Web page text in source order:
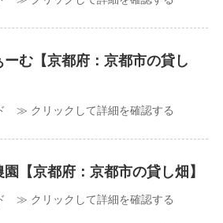
む【京都府：京都市の貸し
≫ クリックして詳細を確認する
【京都府：京都市の貸し畑】
≫ クリックして詳細を確認する